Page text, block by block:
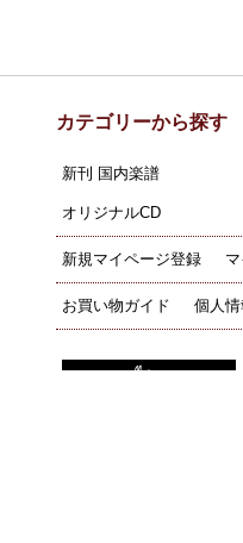
カテゴリーから探す
新刊 国内楽譜
オリジナルCD
新規マイページ登録
お買い物ガイド 個人